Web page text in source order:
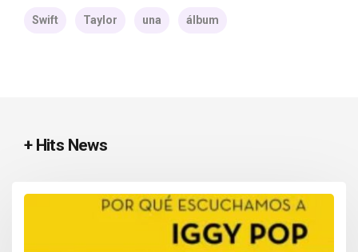
Swift Taylor una álbum
+ Hits News